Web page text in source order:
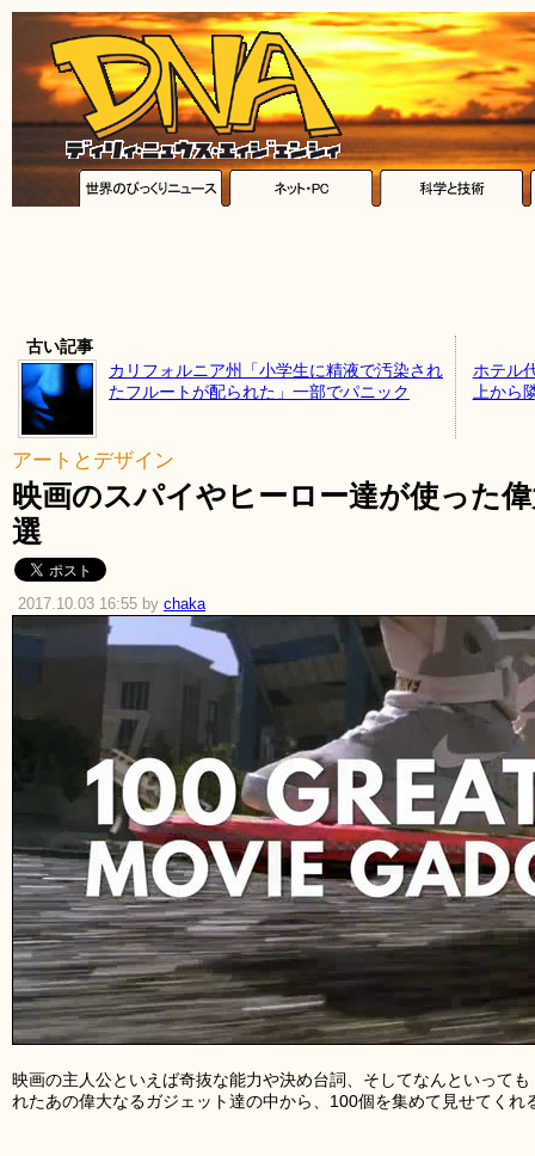
古い記事
カリフォルニア州「小学生に精液で汚染され
たフルートが配られた」一部でパニック
ホテル
上から
アートとデザイン
映画のスパイやヒーロー達が使った
選
2017.10.03 16:55 by chaka
映画の主人公といえば奇抜な能力や決め台詞、そしてなんといって
れたあの偉大なるガジェット達の中から、100個を集めて見せてくれ